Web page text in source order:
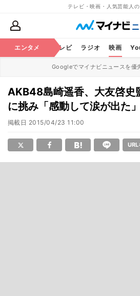
テレビ・映画・人気芸能人
エンタメ
芸能 テレビ ラジオ 映画
Googleでマイナビニュースを優
AKB48島崎遥香、大友啓史
に挑み「感動して涙が出た」
掲載日 2015/04/23 11:00